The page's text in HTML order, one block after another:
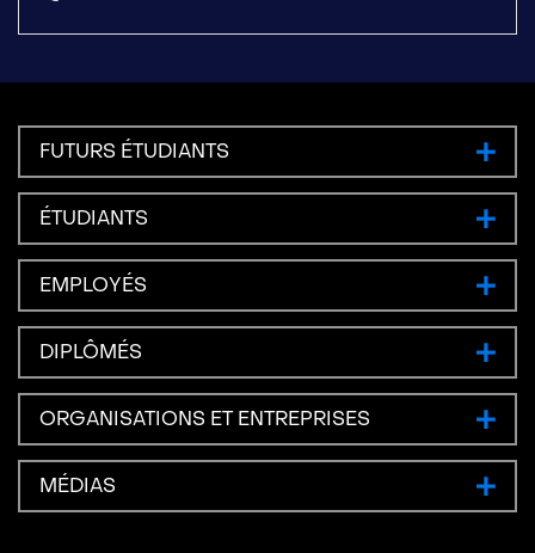
FUTURS ÉTUDIANTS
ÉTUDIANTS
EMPLOYÉS
DIPLÔMÉS
ORGANISATIONS ET ENTREPRISES
MÉDIAS